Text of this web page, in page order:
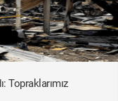
Topraklarımız